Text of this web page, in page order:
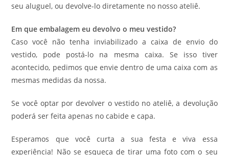
seu aluguel, ou devolve-lo diretamente no nosso ateliê.
Em que embalagem eu devolvo o meu vestido?
Caso você não tenha inviabilizado a caixa de envio do
vestido, pode postá-lo na mesma caixa. Se isso tiver
acontecido, pedimos que envie dentro de uma caixa com as
mesmas medidas da nossa.
Se você optar por devolver o vestido no ateliê, a devolução
poderá ser feita apenas no cabide e capa.
Esperamos que você curta a sua festa e viva essa
experiência! Não se esqueça de tirar uma foto com o seu